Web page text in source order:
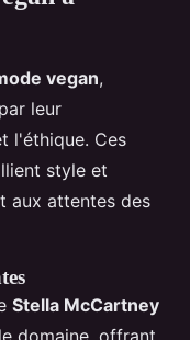
vegan,
leur
l'éthique. Ces
style et
aux attentes des
Stella McCartney